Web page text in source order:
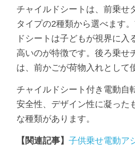
チャイルドシートは、前乗せ
タイプの2種類から選べます
ドシートは子どもが視界に入
高いのが特徴です。後ろ乗せ
は、前かごが荷物入れとして
チャイルドシート付き電動自
安全性、デザイン性に凝った
な種類があります。
【関連記事】 子供乗せ電動ア